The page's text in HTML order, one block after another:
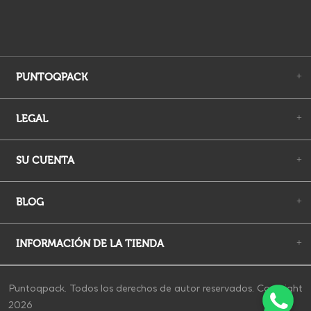
PUNTOQPACK +
LEGAL +
SU CUENTA +
BLOG +
INFORMACIÓN DE LA TIENDA +
Puntoqpack. Todos los derechos de autor reservados. Copyright
2026